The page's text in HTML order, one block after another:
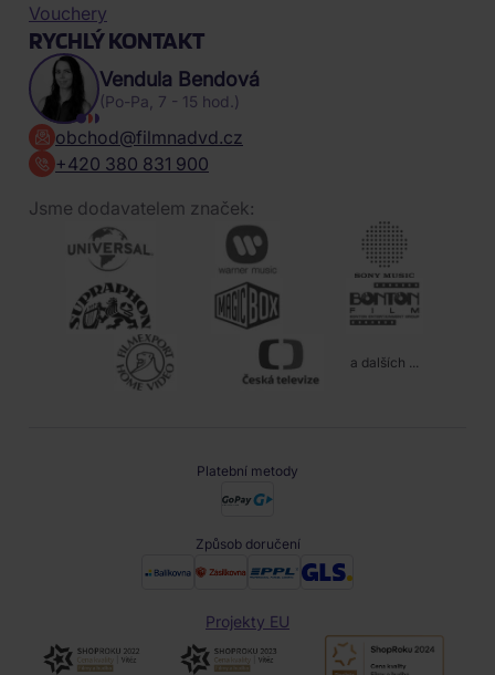
Vouchery
RYCHLÝ KONTAKT
Vendula Bendová
(Po-Pa, 7 - 15 hod.)
obchod@filmnadvd.cz
+420 380 831 900
Jsme dodavatelem značek:
a dalších ...
Platební metody
Způsob doručení
Projekty EU